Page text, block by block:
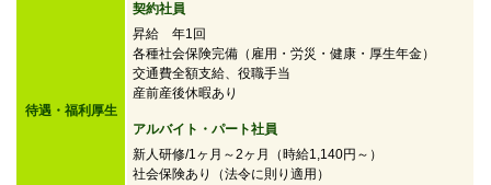
待遇・福利厚生
契約社員
昇給 年1回
各種社会保険完備（雇用・労災・健康・厚生年金）
交通費全額支給、役職手当
産前産後休暇あり
アルバイト・パート社員
新人研修/1ヶ月～2ヶ月（時給1,140円～）
社会保険あり（法令に則り適用）